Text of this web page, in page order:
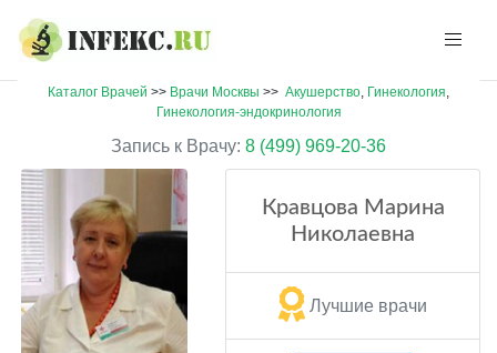
Каталог Врачей >> Врачи Москвы >> Акушерство, Гинекология,
Гинекология-эндокринология
Запись к Врачу: 8 (499) 969-20-36
Кравцова Марина
Николаевна
Лучшие врачи